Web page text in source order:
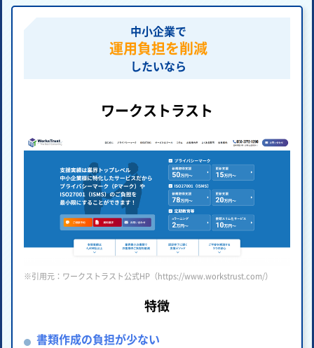
中小企業で
運用負担を削減
したいなら
ワークストラスト
※引用元：ワークストラスト公式HP（https://www.workstrust.com/）
特徴
書類作成の負担が少ない